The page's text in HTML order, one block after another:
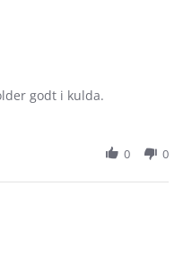
godt i kulda.
0 0